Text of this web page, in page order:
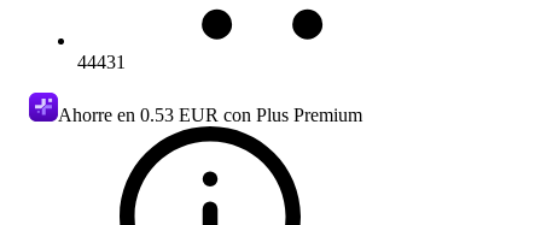
44431
Ahorre en 0.53 EUR con Plus Premium